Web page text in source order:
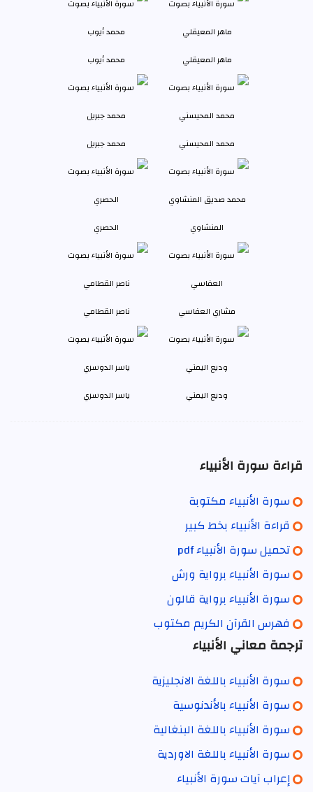
ماهر المعيقلي محمد أيوب
محمد المحيسني محمد جبريل
المنشاوي الحصري
مشاري العفاسي ناصر القطامي
وديع اليمني ياسر الدوسري
قراءة سورة الأنبياء
سورة الأنبياء مكتوبة
قراءة الأنبياء بخط كبير
تحميل سورة الأنبياء pdf
سورة الأنبياء برواية ورش
سورة الأنبياء برواية قالون
فهرس القرآن الكريم مكتوب
ترجمة معاني الأنبياء
سورة الأنبياء باللغة الانجليزية
سورة الأنبياء بالأندنوسية
سورة الأنبياء باللغة البنغالية
سورة الأنبياء باللغة الاوردية
إعراب آيات سورة الأنبياء